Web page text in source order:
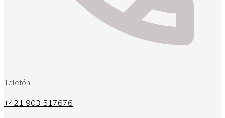
Telefón
+421 903 517676